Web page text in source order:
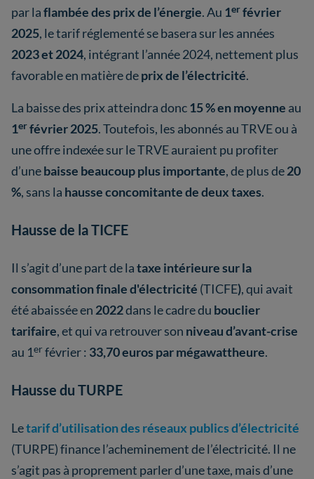
par laflambée des prix de l’énergie. Au 1erfévrier
2025, le tarif réglementé se basera sur les années
2023 et 2024, intégrant l’année 2024, nettement plus
favorable en matière deprix de l’électricité.
La baisse des prix atteindra donc15 % en moyenne au
1erfévrier 2025. Toutefois, les abonnés au TRVE ou à
une offre indexée sur le TRVE auraient pu profiter
d’unebaisse beaucoup plus importante, de plus de20
%, sans la hausse concomitante de deux taxes.
Hausse de la TICFE
Il s’agit d’une part de lataxe intérieure sur la
consommation finale d'électricité (TICFE), qui avait
été abaissée en 2022dans le cadre du bouclier
tarifaire, et qui va retrouver son niveau d’avant-crise
au 1er février : 33,70 euros par mégawattheure.
Hausse du TURPE
Letarif d’utilisation des réseaux publics d’électricité
(TURPE) finance l’acheminement de l’électricité. Il ne
s’agit pas à proprement parler d’une taxe, mais d’une